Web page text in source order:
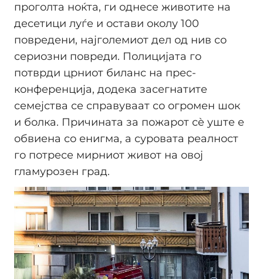
проголта ноќта, ги однесе животите на
десетици луѓе и остави околу 100
повредени, најголемиот дел од нив со
сериозни повреди. Полицијата го
потврди црниот биланс на прес-
конференција, додека засегнатите
семејства се справуваат со огромен шок
и болка. Причината за пожарот сè уште е
обвиена со енигма, а суровата реалност
го потресе мирниот живот на овој
гламурозен град.